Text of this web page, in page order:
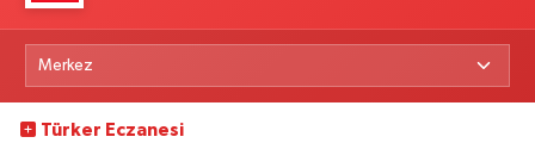
Türker Eczanesi